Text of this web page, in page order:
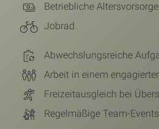
Betriebliche Altersvorsorge
Jobrad
Abwechslungsreiche
Arbeit in einem
Freizeitausgleich bei
Regelmäßige Team-Events